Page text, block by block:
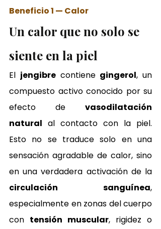
Beneficio 1 — Calor
Un calor que no solo se
siente en la piel
El jengibre contiene gingerol, un
compuesto activo conocido por su
efecto de vasodilatación
natural al contacto con la piel.
Esto no se traduce solo en una
sensación agradable de calor, sino
circulación sanguínea,
especialmente en zonas del cuerpo
con tensión muscular, rigidez o